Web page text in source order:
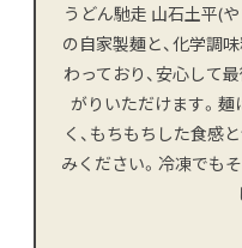
うどん馳走 山石土平(
の自家製麺と、化学調
わっており、安心して
がりいただけます。
く、もちもちした食感
みください。冷凍でも